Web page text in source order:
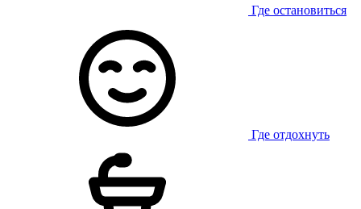
Где остановиться
Где отдохнуть